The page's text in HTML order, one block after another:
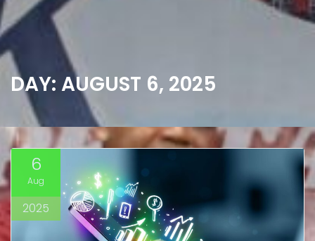
DAY: AUGUST 6, 2025
6
Aug
2025